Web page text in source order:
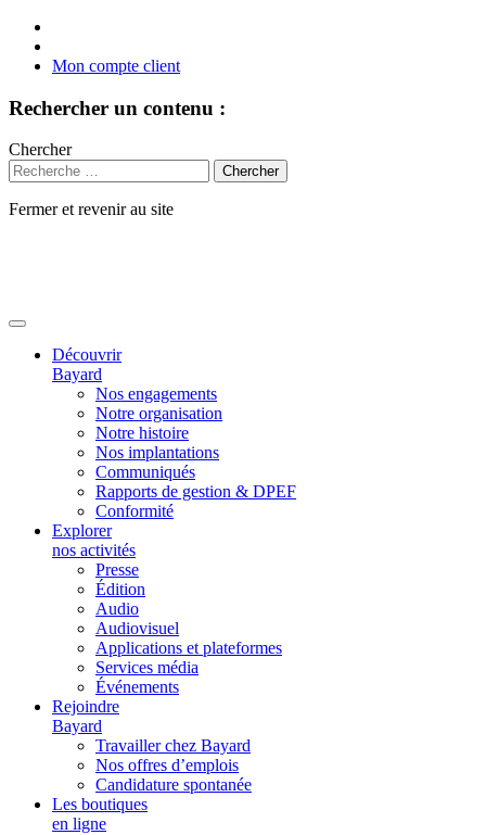
Mon compte client
Rechercher un contenu :
Chercher
Fermer et revenir au site
Découvrir
Bayard
Nos engagements
Notre organisation
Notre histoire
Nos implantations
Communiqués
Rapports de gestion & DPEF
Conformité
Explorer
nos activités
Presse
Édition
Audio
Audiovisuel
Applications et plateformes
Services média
Événements
Rejoindre
Bayard
Travailler chez Bayard
Nos offres d’emplois
Candidature spontanée
Les boutiques
en ligne